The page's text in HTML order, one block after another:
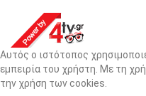
Αυτός ο ιστότοπος
εμπειρία του χρήστη. Με τη
την χρήση των cookies.